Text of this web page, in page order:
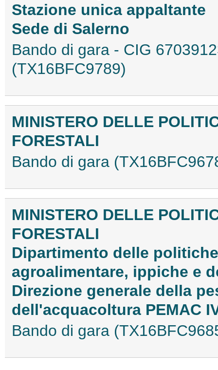
Stazione unica appaltante
Sede di Salerno
Bando di gara - CIG
(TX16BFC9789)
MINISTERO DELLE
FORESTALI
Bando di gara
MINISTERO DELLE
FORESTALI
Dipartimento delle
agroalimentare, ippiche e
Direzione generale della
dell'acquacoltura PEMAC
Bando di gara